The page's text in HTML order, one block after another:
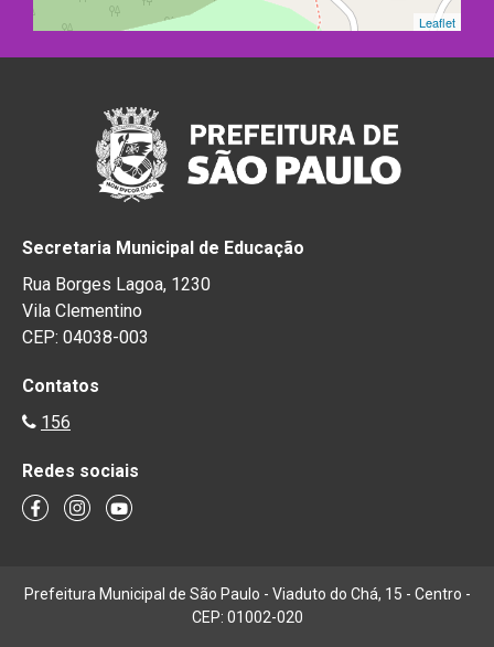
Leaflet
Secretaria Municipal de Educação
Rua Borges Lagoa, 1230
Vila Clementino
CEP: 04038-003
Contatos
156
Redes sociais
Prefeitura Municipal de São Paulo - Viaduto do Chá, 15 - Centro -
CEP: 01002-020